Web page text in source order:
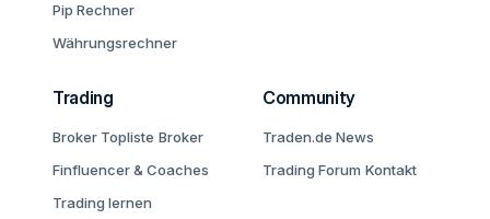
Pip Rechner
Währungsrechner
Trading
Broker Topliste Broker
Finfluencer & Coaches
Trading lernen
Community
Traden.de News
Trading Forum Kontakt